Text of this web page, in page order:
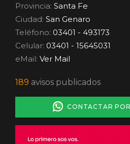
Provincia: Santa Fe
Ciudad: San Genaro
Teléfono: 03401 - 493173
Celular: 03401 - 15645031
eMail: Ver Mail
189 avisos publicados
CONTACTAR